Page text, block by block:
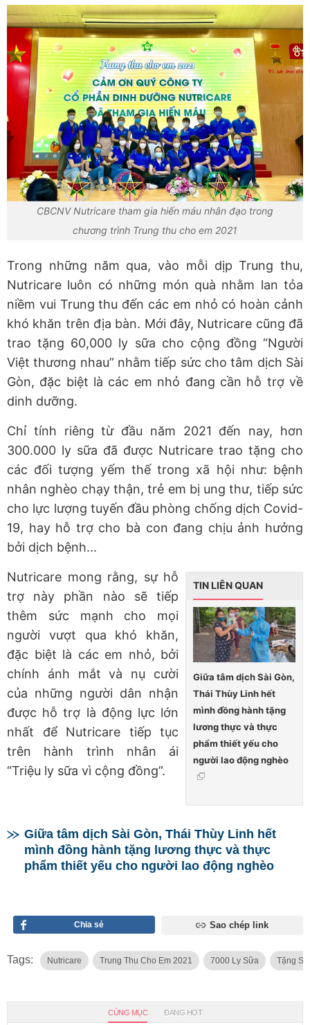
CBCNV Nutricare tham gia hiến máu nhân đạo trong
chương trình Trung thu cho em 2021
Trong những năm qua, vào mỗi dịp Trung thu,
Nutricare luôn có những món quà nhằm lan tỏa
niềm vui Trung thu đến các em nhỏ có hoàn cảnh
khó khăn trên địa bàn. Mới đây, Nutricare cũng đã
trao tặng 60,000 ly sữa cho cộng đồng “Người
Việt thương nhau” nhằm tiếp sức cho tâm dịch Sài
Gòn, đặc biệt là các em nhỏ đang cần hỗ trợ về
dinh dưỡng.
Chỉ tính riêng từ đầu năm 2021 đến nay, hơn
300.000 ly sữa đã được Nutricare trao tặng cho
các đối tượng yếm thế trong xã hội như: bệnh
nhân nghèo chạy thận, trẻ em bị ung thư, tiếp sức
cho lực lượng tuyến đầu phòng chống dịch Covid-
19, hay hỗ trợ cho bà con đang chịu ảnh hưởng
bởi dịch bệnh...
TIN LIÊN QUAN
Giữa tâm dịch Sài Gòn,
Thái Thùy Linh hết
mình đồng hành tặng
lương thực và thực
phẩm thiết yếu cho
người lao động nghèo
Nutricare mong rằng, sự hỗ
trợ này phần nào sẽ tiếp
thêm sức mạnh cho mọi
người vượt qua khó khăn,
đặc biệt là các em nhỏ, bởi
chính ánh mắt và nụ cười
của những người dân nhận
được hỗ trợ là động lực lớn
nhất để Nutricare tiếp tục
trên hành trình nhân ái
“Triệu ly sữa vì cộng đồng”.
Giữa tâm dịch Sài Gòn, Thái Thùy Linh hết
mình đồng hành tặng lương thực và thực
phẩm thiết yếu cho người lao động nghèo
Chia sẻ Sao chép link
Tags: Nutricare Trung Thu Cho Em 2021 7000 Ly Sữa Tặng
CÙNG MỤC ĐANG HOT